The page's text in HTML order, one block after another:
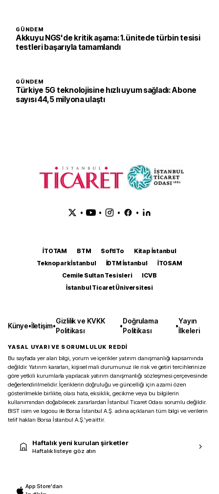
GÜNDEM
Akkuyu NGS'de kritik aşama: 1. ünitede türbin tesisi
testleri başarıyla tamamlandı
GÜNDEM
Türkiye 5G teknolojisine hızlı uyum sağladı: Abone
sayısı 44,5 milyona ulaştı
• • • •
İTOTAM BTM SoftITo
Kitap İstanbul
Teknopark İstanbul
İDTM İstanbul
İTOSAM
Cemile Sultan Tesisleri
ICVB
İstanbul Ticaret Üniversitesi
Künye•İletişim•
Gizlilik ve KVKK
Politikası
•
Doğrulama
Politikası
•
Yayın
İlkeleri
YASAL UYARI VE SORUMLULUK REDDİ
Bu sayfada yer alan bilgi, yorum ve içerikler yatırım danışmanlığı kapsamında
değildir. Yatırım kararları, kişisel mali durumunuz ile risk ve getiri tercihlerinize
göre yetkili kurumlarla yapılacak yatırım danışmanlığı sözleşmesi çerçevesinde
değerlendirilmelidir. İçeriklerin doğruluğu ve güncelliği için azami özen
gösterilmekle birlikte, olası hata, eksiklik, gecikme veya bu bilgilerin
kullanımından doğabilecek zararlardan İstanbul Ticaret Odası sorumlu değildir.
BIST isim ve logosu ile Borsa İstanbul A.Ş. adına açıklanan tüm bilgi ve verilerin
telif hakları Borsa İstanbul A.Ş.’ye aittir.
Haftalık yeni kurulan şirketler
Haftalık listeye göz atın
App Store'dan